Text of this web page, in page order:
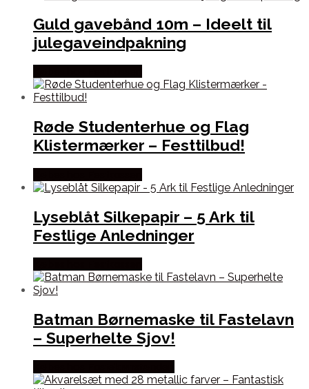
Guld gavebånd 10m – Ideelt til
julegaveindpakning
Røde Studenterhue og Flag
Klistermærker – Festtilbud!
Lyseblåt Silkepapir – 5 Ark til
Festlige Anledninger
Batman Børnemaske til Fastelavn
– Superhelte Sjov!